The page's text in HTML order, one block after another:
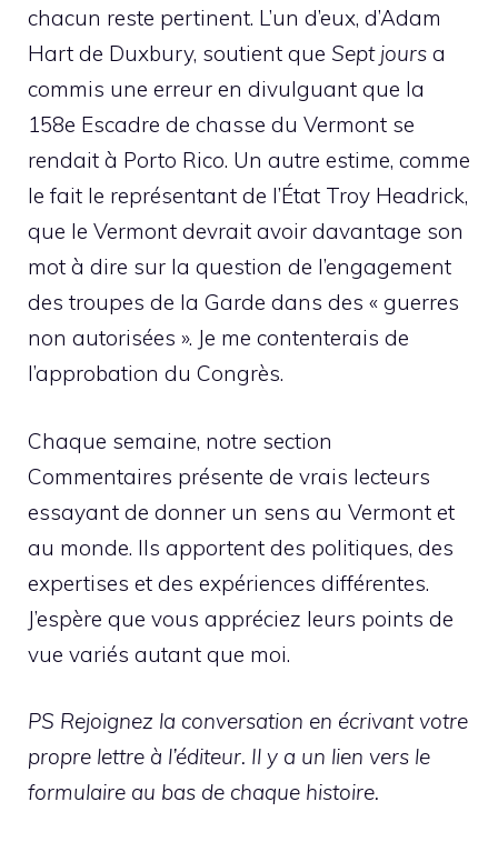
chacun reste pertinent. L’un d’eux, d’Adam
Hart de Duxbury, soutient que Sept jours a
commis une erreur en divulguant que la
158e Escadre de chasse du Vermont se
rendait à Porto Rico. Un autre estime, comme
le fait le représentant de l’État Troy Headrick,
que le Vermont devrait avoir davantage son
mot à dire sur la question de l’engagement
des troupes de la Garde dans des « guerres
non autorisées ». Je me contenterais de
l’approbation du Congrès.
Chaque semaine, notre section
Commentaires présente de vrais lecteurs
essayant de donner un sens au Vermont et
au monde. Ils apportent des politiques, des
expertises et des expériences différentes.
J’espère que vous appréciez leurs points de
vue variés autant que moi.
PS Rejoignez la conversation en écrivant votre
propre lettre à l’éditeur. Il y a un lien vers le
formulaire au bas de chaque histoire.